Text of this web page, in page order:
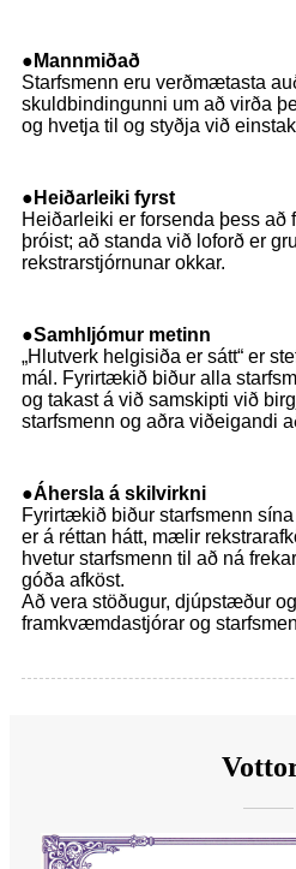
● Mannmiðað
Starfsmenn eru verðmætasta
skuldbindingunni um að virða
og hvetja til og styðja við
● Heiðarleiki fyrst
Heiðarleiki er forsenda þess
þróist; að standa við loforð er
rekstrarstjórnunar okkar.
●Samhljómur metinn
„Hlutverk helgisiða er sátt“ er
mál. Fyrirtækið biður alla
og takast á við samskipti við
starfsmenn og aðra viðeigandi
●Áhersla á skilvirkni
Fyrirtækið biður starfsmenn
er á réttan hátt, mælir
hvetur starfsmenn til að ná
góða afköst.
Að vera stöðugur, djúpstæður
framkvæmdastjórar og